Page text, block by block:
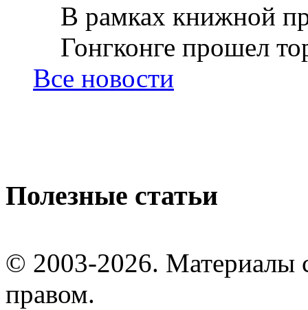
В рамках книжной
Гонгконге прошел
Все новости
Полезные статьи
© 2003-2026. Материалы
правом.